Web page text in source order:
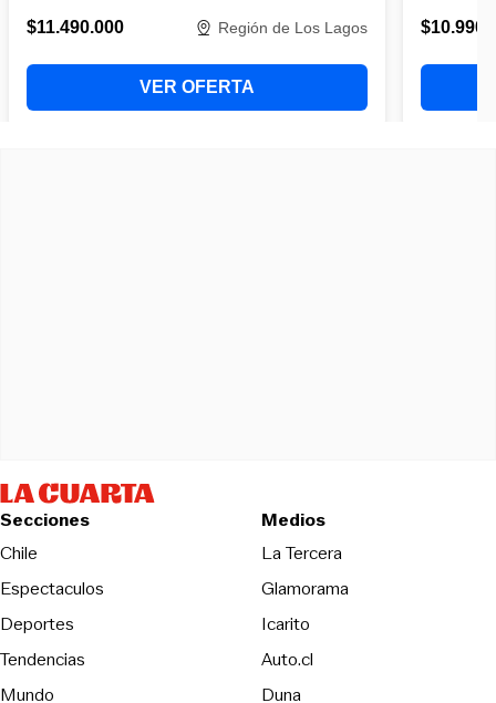
Secciones
Chile
Espectaculos
Deportes
Tendencias
Mundo
Medios
La Tercera
Glamorama
Icarito
Auto.cl
Duna